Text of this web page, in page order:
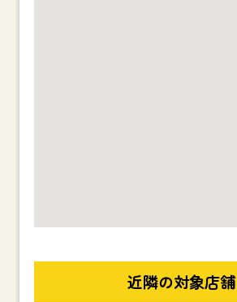
近隣の対象店舗